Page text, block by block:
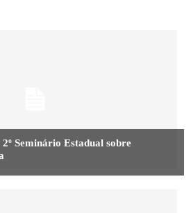
Seminário Estadual sobre